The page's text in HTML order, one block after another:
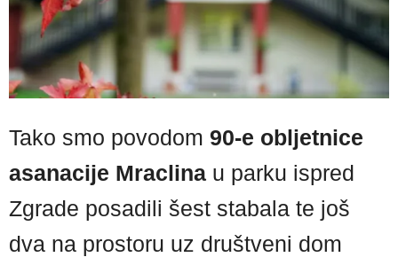
Tako smo povodom 90-e obljetnice
asanacije Mraclina u parku ispred
Zgrade posadili šest stabala te još
dva na prostoru uz društveni dom